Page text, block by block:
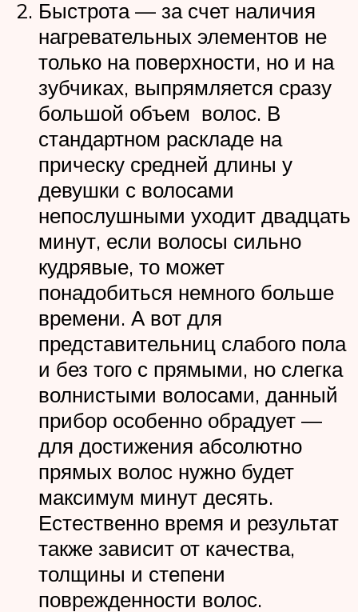
Быстрота — за счет наличия
нагревательных элементов не
только на поверхности, но и на
зубчиках, выпрямляется сразу
большой объем волос. В
стандартном раскладе на
прическу средней длины у
девушки с волосами
непослушными уходит двадцать
минут, если волосы сильно
кудрявые, то может
понадобиться немного больше
времени. А вот для
представительниц слабого пола
и без того с прямыми, но слегка
волнистыми волосами, данный
прибор особенно обрадует —
для достижения абсолютно
прямых волос нужно будет
максимум минут десять.
Естественно время и результат
также зависит от качества,
толщины и степени
поврежденности волос.